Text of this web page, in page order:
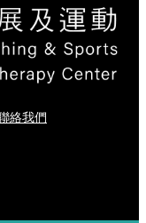
絡我們